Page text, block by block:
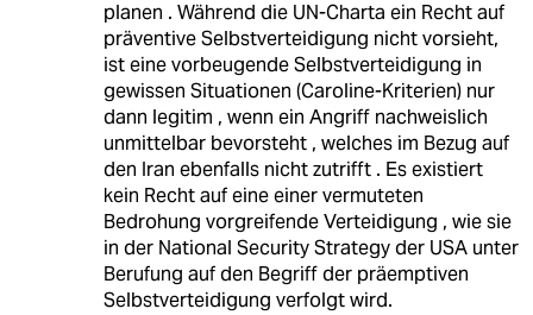
planen . Während die UN-Charta ein Recht auf
präventive Selbstverteidigung nicht vorsieht,
ist eine vorbeugende Selbstverteidigung in
gewissen Situationen (Caroline-Kriterien) nur
dann legitim , wenn ein Angriff nachweislich
unmittelbar bevorsteht , welches im Bezug auf
den Iran ebenfalls nicht zutrifft . Es existiert
kein Recht auf eine einer vermuteten
Bedrohung vorgreifende Verteidigung , wie sie
in der National Security Strategy der USA unter
Berufung auf den Begriff der präemptiven
Selbstverteidigung verfolgt wird.